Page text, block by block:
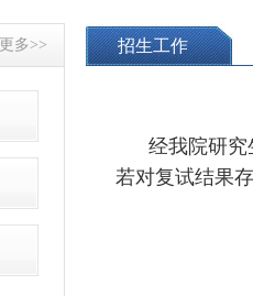
更多>> 招生工作
经我院研究
若对复试结果